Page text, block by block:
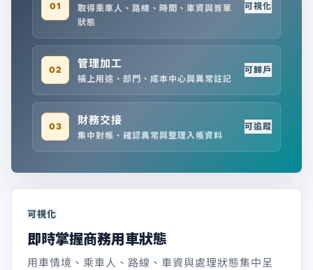
01
取得乘車人、路線、時間、車資與簽單
狀態
可視化
02 管理加工
補上用途、部門、成本中心與異常註記
可歸戶
03 財務交接
集中對帳、確認異常與整理入帳資料
可追蹤
可視化
即時掌握商務用車狀態
用車情境、乘車人、路線、車資與處理狀態集中呈